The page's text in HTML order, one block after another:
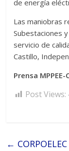
de energía
Las maniobras
Subestaciones
servicio de
Castillo,
Prensa MPPEE-
Post Views:
←